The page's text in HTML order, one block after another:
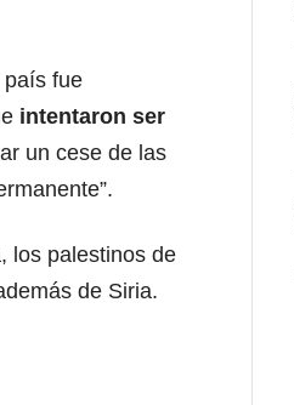
país fue
intentaron ser
un cese de las
los palestinos de
de Siria.